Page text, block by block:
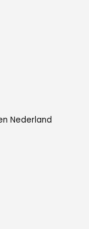
Nederland